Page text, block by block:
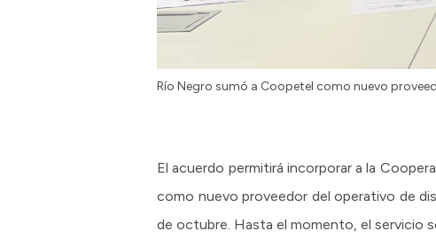
Río Negro sumó a Coopetel como nuevo
El acuerdo permitirá incorporar a la
como nuevo proveedor del operativo de
de octubre. Hasta el momento, el servicio